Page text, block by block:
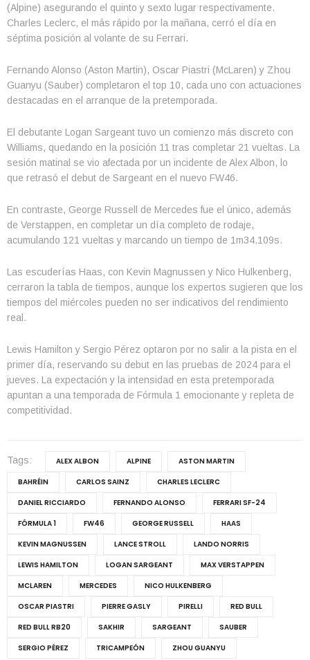
(Alpine) asegurando el quinto y sexto lugar respectivamente.
Charles Leclerc, el más rápido por la mañana, cerró el día en
séptima posición al volante de su Ferrari.
Fernando Alonso (Aston Martin), Oscar Piastri (McLaren) y Zhou
Guanyu (Sauber) completaron el top 10, cada uno con actuaciones
destacadas en el arranque de la pretemporada.
El debutante Logan Sargeant tuvo un comienzo más discreto con
Williams, quedando en la posición 11 tras completar 21 vueltas. La
sesión matinal se vio afectada por un incidente de Alex Albon, lo
que retrasó el debut de Sargeant en el nuevo FW46.
En contraste, George Russell de Mercedes fue el único, además
de Verstappen, en completar un día completo de rodaje,
acumulando 121 vueltas y marcando un tiempo de 1m34.109s.
Las escuderías Haas, con Kevin Magnussen y Nico Hulkenberg,
cerraron la tabla de tiempos, aunque los expertos sugieren que los
tiempos del miércoles pueden no ser indicativos del rendimiento
real.
Lewis Hamilton y Sergio Pérez optaron por no salir a la pista en el
primer día, reservando su debut en las pruebas de 2024 para el
jueves. La expectación y la intensidad en esta pretemporada
apuntan a una temporada de Fórmula 1 emocionante y repleta de
competitividad.
Tags: ALEX ALBON ALPINE
ASTON MARTIN
BAHRÉIN
CARLOS SAINZ
CHARLES LECLERC
DANIEL RICCIARDO
FERNANDO ALONSO
FERRARI SF-24
FÓRMULA 1
FW46 GEORGE RUSSELL
HAAS
KEVIN MAGNUSSEN
LANCE STROLL
LANDO NORRIS
LEWIS HAMILTON
LOGAN SARGEANT
MAX VERSTAPPEN
MCLAREN
MERCEDES
NICO HULKENBERG
OSCAR PIASTRI
PIERRE GASLY PIRELLI
RED BULL
RED BULL RB20
SAKHIR SARGEANT
SAUBER
SERGIO PÉREZ
TRICAMPEÓN ZHOU GUANYU